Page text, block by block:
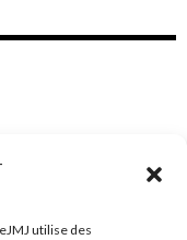
utilise des